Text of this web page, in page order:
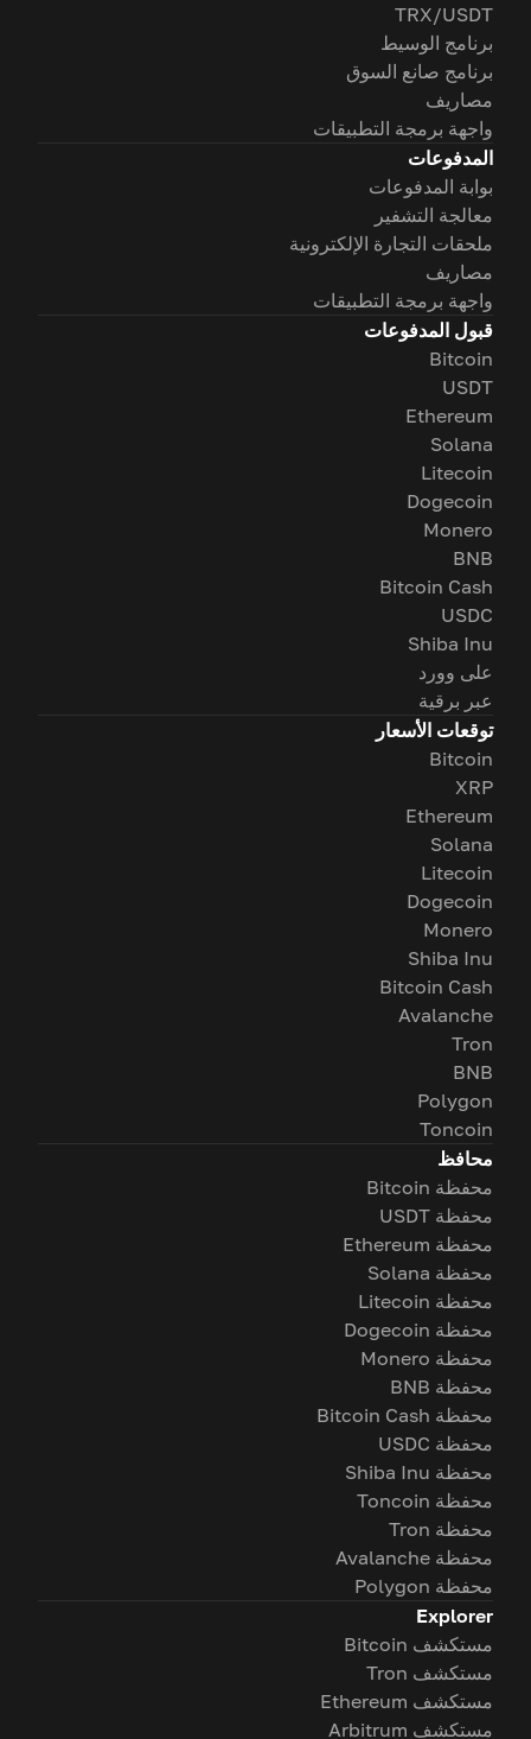
TRX/USDT
برنامج الوسيط
برنامج صانع السوق
مصاريف
واجهة برمجة التطبيقات
المدفوعات
بوابة المدفوعات
معالجة التشفير
ملحقات التجارة الإلكترونية
مصاريف
واجهة برمجة التطبيقات
قبول المدفوعات
Bitcoin
USDT
Ethereum
Solana
Litecoin
Dogecoin
Monero
BNB
Bitcoin Cash
USDC
Shiba Inu
على وورد
عبر برقية
توقعات الأسعار
Bitcoin
XRP
Ethereum
Solana
Litecoin
Dogecoin
Monero
Shiba Inu
Bitcoin Cash
Avalanche
Tron
BNB
Polygon
Toncoin
محافظ
محفظة Bitcoin
محفظة USDT
محفظة Ethereum
محفظة Solana
محفظة Litecoin
محفظة Dogecoin
محفظة Monero
محفظة BNB
محفظة Bitcoin Cash
محفظة USDC
محفظة Shiba Inu
محفظة Toncoin
محفظة Tron
محفظة Avalanche
محفظة Polygon
Explorer
مستكشف Bitcoin
مستكشف Tron
مستكشف Ethereum
مستكشف Arbitrum